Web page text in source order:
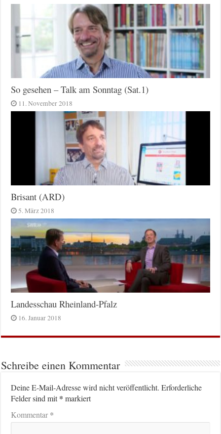
So gesehen – Talk am Sonntag (Sat.1)
11. November 2018
Brisant (ARD)
5. März 2018
Landesschau Rheinland-Pfalz
16. Januar 2018
Schreibe einen Kommentar
Deine E-Mail-Adresse wird nicht veröffentlicht. Erforderliche
Felder sind mit* markiert
Kommentar*